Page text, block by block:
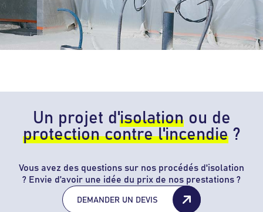
Un projet d'isolationou de
protection contre l'incendie?
Vous avez des questions sur nos procédés d'isolation
? Envie d’avoir une idée du prix de nos prestations ?
DEMANDER UN DEVIS